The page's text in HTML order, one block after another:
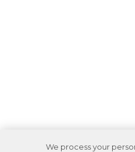
We process your